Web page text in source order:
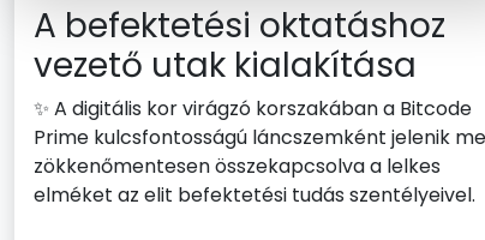
A befektetési oktatáshoz
vezető utak kialakítása
✨ A digitális kor virágzó korszakában a Bitcode
Prime kulcsfontosságú láncszemként jelenik
zökkenőmentesen összekapcsolva a lelkes
elméket az elit befektetési tudás szentélyeivel.